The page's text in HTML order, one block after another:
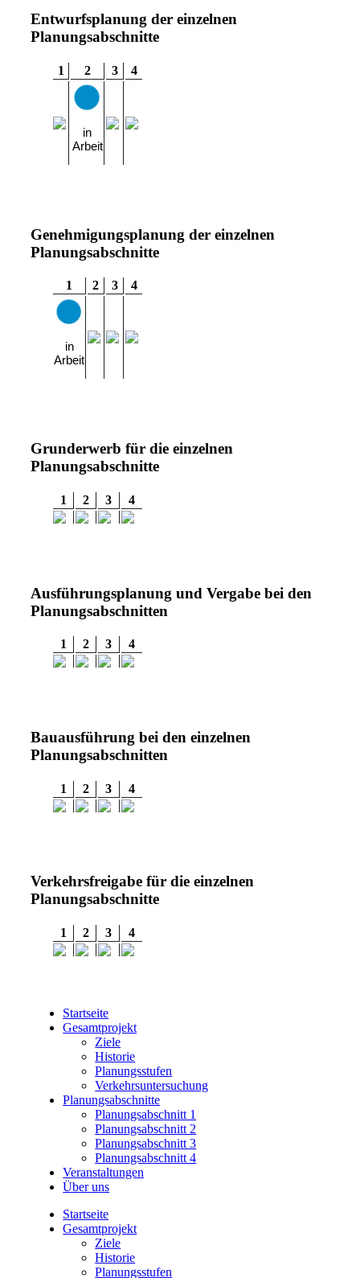
Entwurfsplanung der einzelnen
Planungsabschnitte
1 2 3 4
in
Arbeit
Genehmigungsplanung der einzelnen
Planungsabschnitte
1 2 3 4
in
Arbeit
Grunderwerb für die einzelnen
Planungsabschnitte
1 2 3 4
Ausführungsplanung und Vergabe bei den
Planungsabschnitten
1 2 3 4
Bauausführung bei den einzelnen
Planungsabschnitten
1 2 3 4
Verkehrsfreigabe für die einzelnen
Planungsabschnitte
1 2 3 4
Startseite
Gesamtprojekt
Ziele
Historie
Planungsstufen
Verkehrsuntersuchung
Planungsabschnitte
Planungsabschnitt 1
Planungsabschnitt 2
Planungsabschnitt 3
Planungsabschnitt 4
Veranstaltungen
Über uns
Startseite
Gesamtprojekt
Ziele
Historie
Planungsstufen